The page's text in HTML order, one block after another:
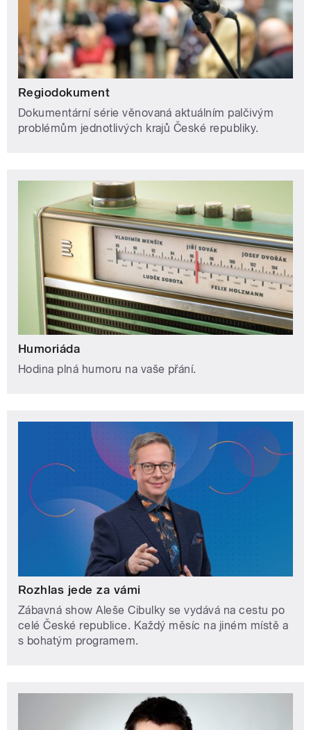
Regiodokument
Dokumentární série věnovaná aktuálním palčivým
problémům jednotlivých krajů České republiky.
Humoriáda
Hodina plná humoru na vaše přání.
Rozhlas jede za vámi
Zábavná show Aleše Cibulky se vydává na cestu po
celé České republice. Každý měsíc na jiném místě a
s bohatým programem.